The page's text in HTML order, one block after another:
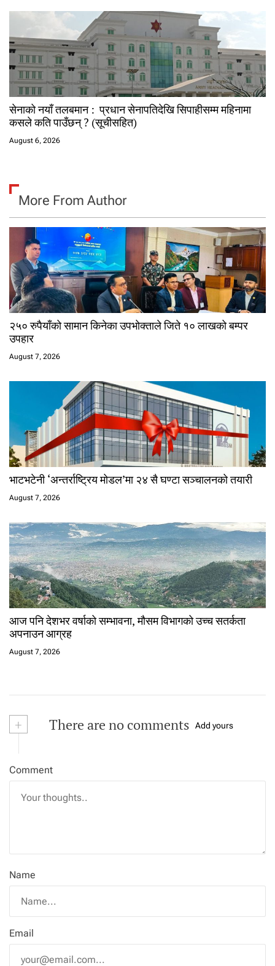
सेनाको नयाँ तलबमान : प्रधान सेनापतिदेखि सिपाहीसम्म महिनामा
कसले कति पाउँछन् ? (सूचीसहित)
August 6, 2026
More From Author
२५० रुपैयाँको सामान किनेका उपभोक्ताले जिते १० लाखको बम्पर
उपहार
August 7, 2026
भाटभटेनी ‘अन्तर्राष्ट्रिय मोडल’मा २४ सै घण्टा सञ्चालनको तयारी
August 7, 2026
आज पनि देशभर वर्षाको सम्भावना, मौसम विभागको उच्च सतर्कता
अपनाउन आग्रह
August 7, 2026
+ There are no comments Add yours
Comment
Name
Email